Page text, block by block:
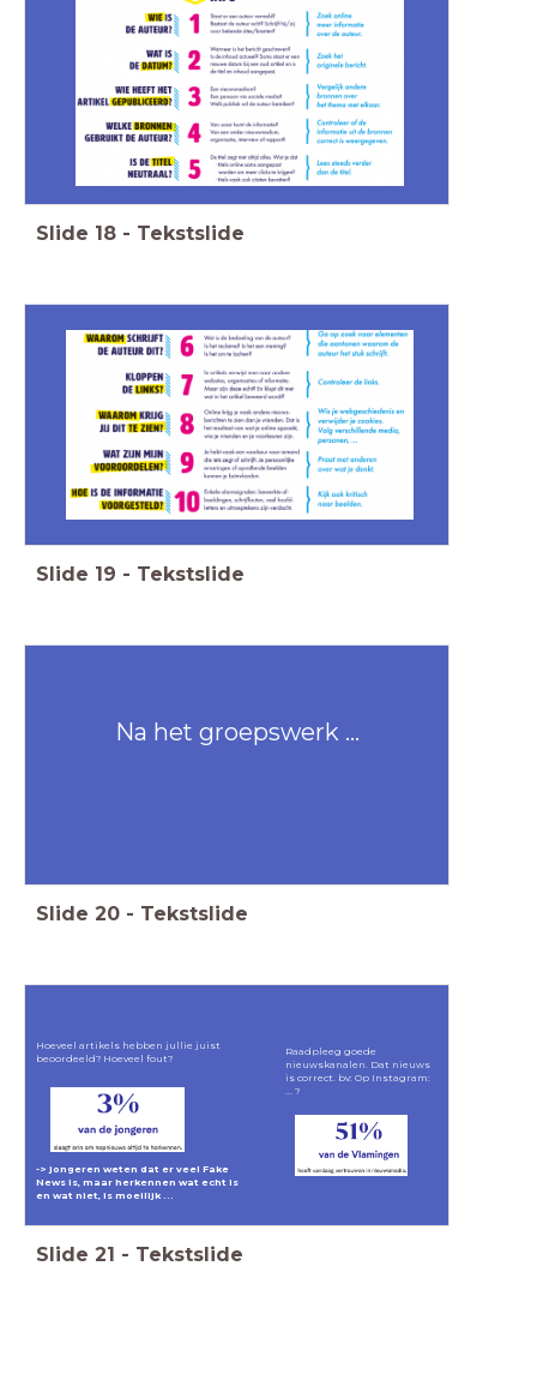
Slide 18 - Tekstslide
Slide 19 - Tekstslide
Na het groepswerk ...
Slide 20 - Tekstslide
Hoeveel artikels hebben jullie juist
beoordeeld? Hoeveel fout?
Raadpleeg goede
nieuwskanalen. Dat nieuws
is correct. bv: Op Instagram:
... ?
-> jongeren weten dat er veel Fake
News is, maar herkennen wat echt is
en wat niet, is moeilijk ...
Slide 21 - Tekstslide